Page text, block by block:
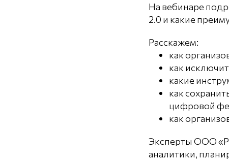
На вебинаре
2.0 и какие
Расскажем:
как
как
какие
как
цифровой
как
Эксперты ООО
аналитики,